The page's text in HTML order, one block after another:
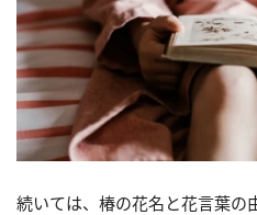
続いては、椿の花名と花言葉の